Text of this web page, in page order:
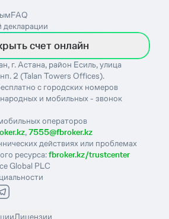
FAQ
декларации
счет онлайн
г. Астана, район Есиль, улица
2 (Talan Towers Offices).
с городских номеров
и мобильных - звонок
операторов
,7555@fbroker.kz
действиях или проблемах
ресурса:fbroker.kz/trustcenter
Global PLC
Лицензии